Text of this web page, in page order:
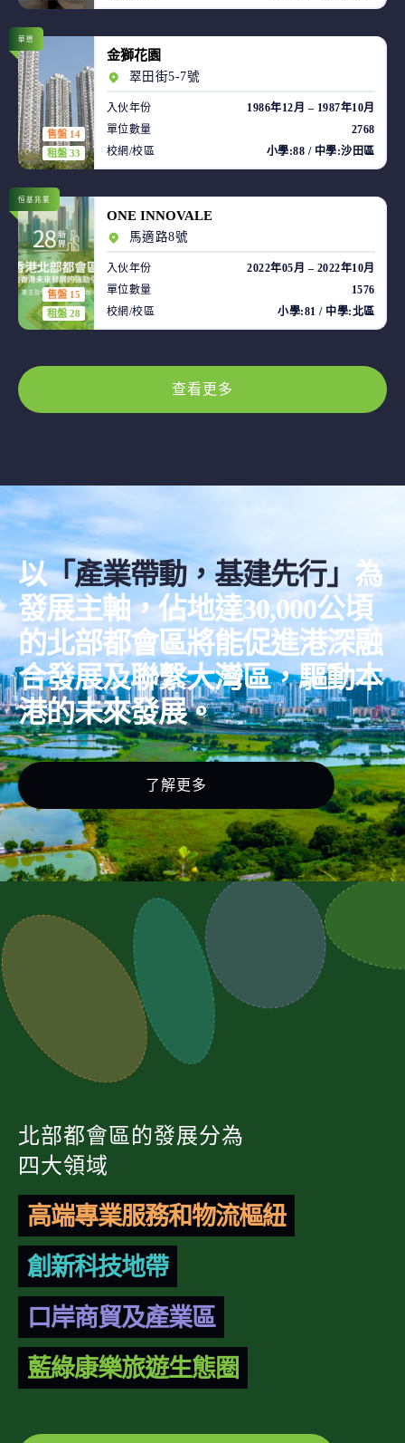
售盤 14
租盤 33
華懋
金獅花園
翠田街5-7號
入伙年份
1986年12月 – 1987年10月
單位數量
2768
校網/校區
小學:88 / 中學:沙田區
售盤 15
租盤 28
恒基兆業
ONE INNOVALE
馬適路8號
入伙年份
2022年05月 – 2022年10月
單位數量
1576
校網/校區
小學:81 / 中學:北區
查看更多
以「產業帶動，基建先行」 為
發展主軸，佔地達30,000公頃
的北部都會區將能促進港深融
合發展及聯繫大灣區，驅動本
港的未來發展。
了解更多
北部都會區的發展分為
四大領域
高端專業服務和物流樞紐
創新科技地帶
口岸商貿及產業區
藍綠康樂旅遊生態圈